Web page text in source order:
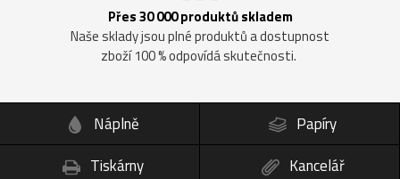
Přes 30 000 produktů skladem
Naše sklady jsou plné produktů a dostupnost
zboží 100 % odpovídá skutečnosti.
Náplně
Papíry
Tiskárny
Kancelář